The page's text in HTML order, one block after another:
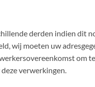
derden indien dit
wij moeten uw
om
verwerkingen.